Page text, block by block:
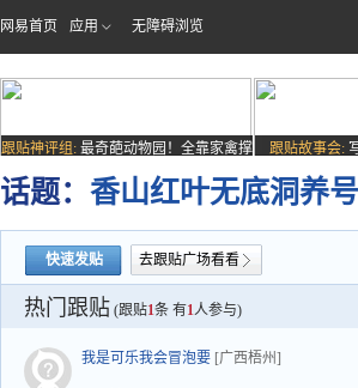
网易首页 应用 无障碍浏览
跟贴神评组: 最奇葩动物园！全靠家禽撑
场子
跟贴故事会:
话题： 香山红叶无底洞养
快速发贴 去跟贴广场看看
热门跟贴 (跟贴1条 有1人参与)
我是可乐我会冒泡要 [广西梧州]